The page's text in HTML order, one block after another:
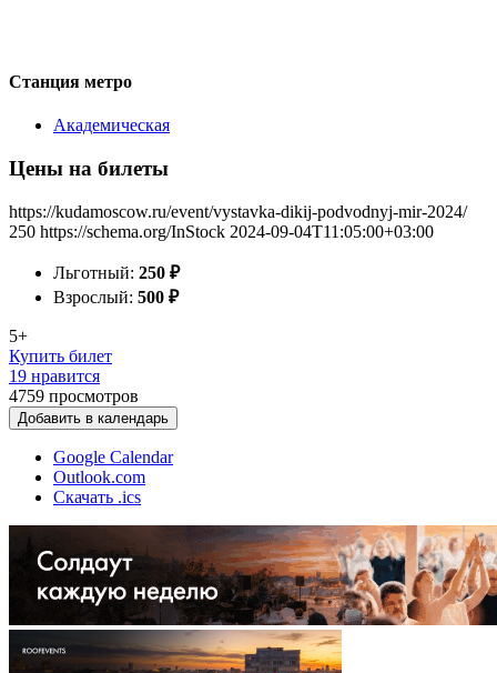
Станция метро
Академическая
Цены на билеты
https://kudamoscow.ru/event/vystavka-dikij-podvodnyj-mir-2024/
250 https://schema.org/InStock 2024-09-04T11:05:00+03:00
Льготный: 250 ₽
Взрослый: 500 ₽
5+
Купить билет
19 нравится
4759 просмотров
Добавить в календарь
Google Calendar
Outlook.com
Скачать .ics